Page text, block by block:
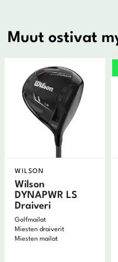
Muut ostivat
WILSON
Wilson
DYNAPWR LS
Draiveri
Golfmailat
Miesten draiverit
Miesten mailat